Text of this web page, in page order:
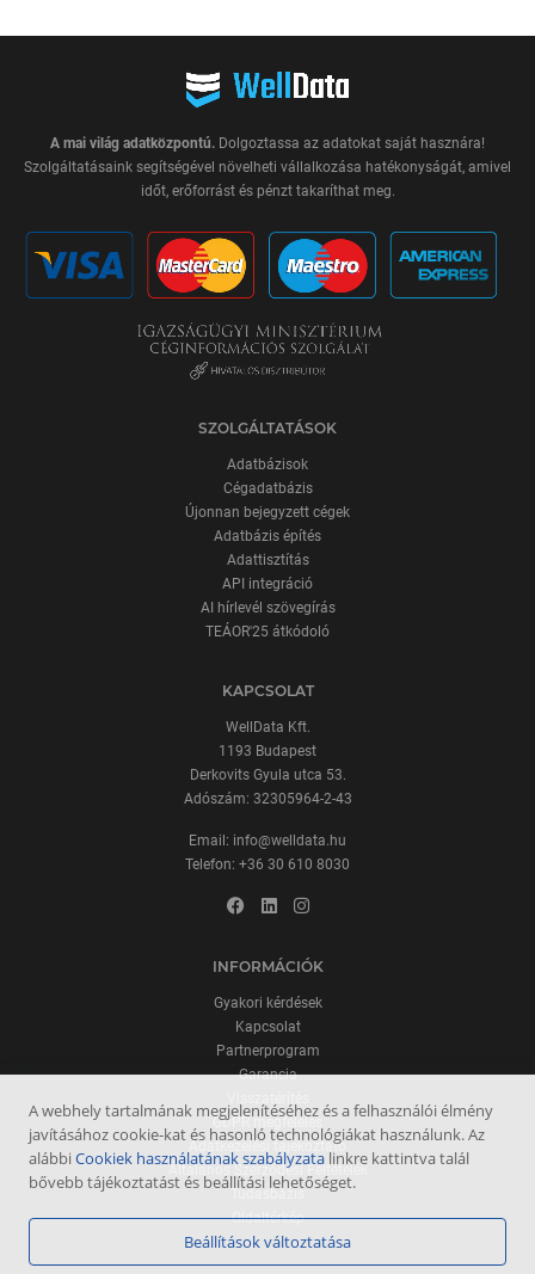
A mai világ adatközpontú. Dolgoztassa az adatokat saját hasznára!
Szolgáltatásaink segítségével növelheti vállalkozása hatékonyságát, amivel
időt, erőforrást és pénzt takaríthat meg.
SZOLGÁLTATÁSOK
Adatbázisok
Cégadatbázis
Újonnan bejegyzett cégek
Adatbázis építés
Adattisztítás
API integráció
AI hírlevél szövegírás
TEÁOR'25 átkódoló
KAPCSOLAT
WellData Kft.
1193 Budapest
Derkovits Gyula utca 53.
Adószám: 32305964-2-43
Email: info@welldata.hu
Telefon: +36 30 610 8030
INFORMÁCIÓK
Gyakori kérdések
Kapcsolat
Partnerprogram
Garancia
GDPR megfelelés
Adatkezelési tájékoztató
Általános Szerződési Feltételek
Tudásbázis
Oldaltérkép
A webhely tartalmának megjelenítéséhez és a felhasználói élmény
javításához cookie-kat és hasonló technológiákat használunk. Az
alábbiCookiek használatának szabályzata linkre kattintva talál
bővebb tájékoztatást és beállítási lehetőséget.
Beállítások változtatása